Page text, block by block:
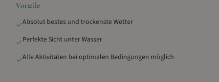
Vorteile
✓Absolut bestes und trockenste Wetter
✓Perfekte Sicht unter Wasser
✓Alle Aktivitäten bei optimalen Bedingungen möglich